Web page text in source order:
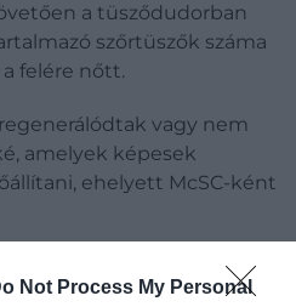
Not Process My Personal
a tüsződudorban
szőrtüszők száma
felére nőtt.
vagy nem
amelyek képesek
ehelyett McSC-ként
hogy a McSC-k más
képesek váltani a